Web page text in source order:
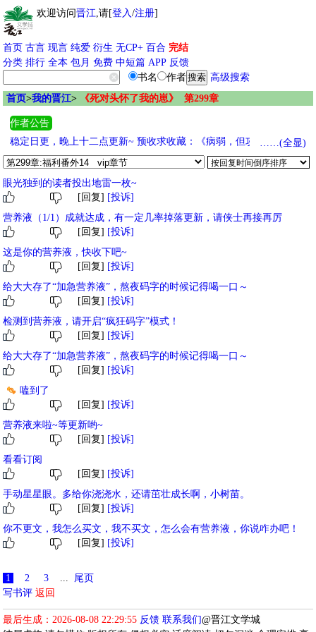
欢迎访问晋江,请[登入/注册]
首页 古言 现言 纯爱 衍生 无CP+ 百合 完结
分类 排行 全本 包月 免费 中短篇 APP 反馈
书名
作者
高级搜索
首页>我的晋江> 《死对头怀了我的崽》 第299章
作者公告
稳定日更，晚上十二点更新~ 预收求收藏：《病弱，但攻了顶1 [快
穿]》 《纯情小狗，但被迫扮演渣攻》主攻，单元文 专栏超多完结
文，欢迎食用 《论如何让龙傲天自我攻略》主攻，修真 《标记了主
角攻后》主攻，AA，长发美人攻 《魔尊被假哭包攻了》主攻，修
真，穿书 《当我将死对头误认为道侣之后》仙尊攻x妖尊受
……(全显)
眼光独到的读者投出地雷一枚~
[回复] [投诉]
营养液（1/1）成就达成，有一定几率掉落更新，请侠士再接再厉
[回复] [投诉]
这是你的营养液，快收下吧~
[回复] [投诉]
给大大存了“加急营养液”，熬夜码字的时候记得喝一口～
[回复] [投诉]
检测到营养液，请开启“疯狂码字”模式！
[回复] [投诉]
给大大存了“加急营养液”，熬夜码字的时候记得喝一口～
[回复] [投诉]
嗑到了
[回复] [投诉]
营养液来啦~等更新哟~
[回复] [投诉]
看看订阅
[回复] [投诉]
手动星星眼。多给你浇浇水，还请茁壮成长啊，小树苗。
[回复] [投诉]
你不更文，我怎么买文，我不买文，怎么会有营养液，你说咋办吧！
[回复] [投诉]
1 2 3 ...
尾页
写书评 返回
最后生成：2026-08-08 22:29:55 反馈 联系我们@晋江文学城